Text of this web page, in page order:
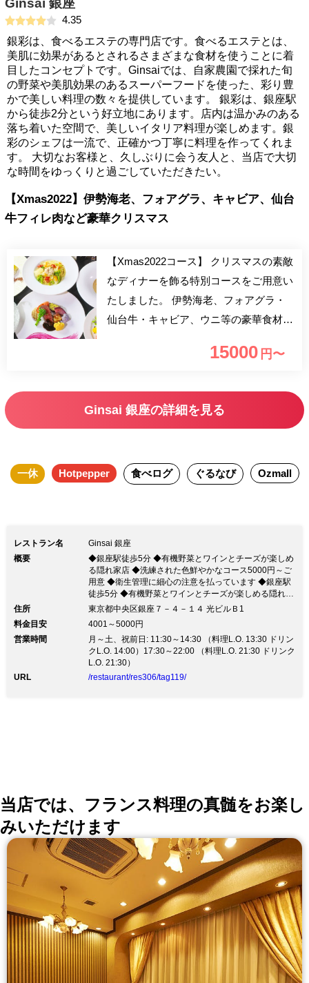
Ginsai 銀座
4.35
銀彩は、食べるエステの専門店です。食べるエステとは、
美肌に効果があるとされるさまざまな食材を使うことに着
目したコンセプトです。Ginsaiでは、自家農園で採れた旬
の野菜や美肌効果のあるスーパーフードを使った、彩り豊
かで美しい料理の数々を提供しています。 銀彩は、銀座駅
から徒歩2分という好立地にあります。店内は温かみのある
落ち着いた空間で、美しいイタリア料理が楽しめます。銀
彩のシェフは一流で、正確かつ丁寧に料理を作ってくれま
す。 大切なお客様と、久しぶりに会う友人と、当店で大切
な時間をゆっくりと過ごしていただきたい。
【Xmas2022】伊勢海老、フォアグラ、キャビア、仙台
牛フィレ肉など豪華クリスマス
【Xmas2022コース】 クリスマスの素敵
なディナーを飾る特別コースをご用意い
たしました。 伊勢海老、フォアグラ・
仙台牛・キャビア、ウニ等の豪華食材を
ております。 皆様で素敵なディナータ
15000 円〜
Ginsai 銀座の詳細を見る
一休 Hotpepper 食べログ ぐるなび Ozmall
レストラン名
Ginsai 銀座
概要
◆銀座駅徒歩5分 ◆有機野菜とワインとチーズが楽しめ
る隠れ家店 ◆洗練された色鮮やかなコース5000円～ご
用意 ◆衛生管理に細心の注意を払っています ◆銀座駅
徒歩5分 ◆有機野菜とワインとチーズが楽しめる隠れ家
店 ◆洗練された色鮮やかなコース5000円～ご用意 ◆衛
温徹底、マスク着用 ご入店前の手指のアルコール消
毒、検温のお願い 店内換気・可能な限り席間を離して
のご案内 など、衛生面に最大限配慮して営業していま
す。 「美・健康・癒し」をコンセプトの【Ginsai 銀
座】 自社農園栽培の旬野菜やチーズを使ったフォトジ
住所
東京都中央区銀座７－４－１４ 光ビルＢ1
料金目安
4001～5000円
営業時間
月～土、祝前日: 11:30～14:30 （料理L.O. 13:30 ドリン
クL.O. 14:00）17:30～22:00 （料理L.O. 21:30 ドリンク
L.O. 21:30）
URL
/restaurant/res306/tag119/
当店では、フランス料理の真髄をお楽し
みいただけます